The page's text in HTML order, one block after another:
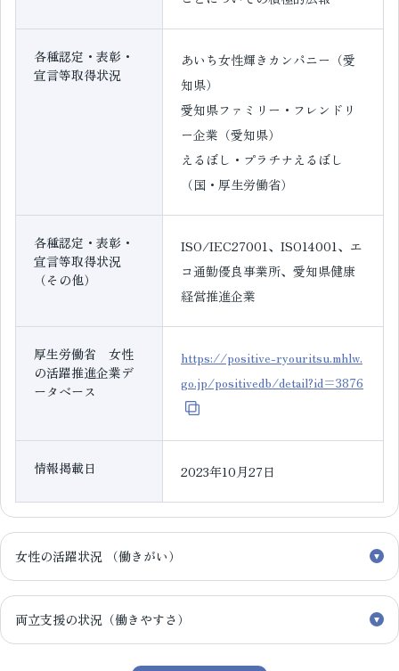
各種認定・表彰・
宣言等取得状況
あいち女性輝きカンパニー（愛
知県）
愛知県ファミリー・フレンドリ
ー企業（愛知県）
えるぼし・プラチナえるぼし
（国・厚生労働省）
各種認定・表彰・
宣言等取得状況
（その他）
ISO/IEC27001、ISO14001、エ
コ通勤優良事業所、愛知県健康
経営推進企業
厚生労働省 女性
の活躍推進企業デ
ータベース
https://positive-ryouritsu.mhlw.
go.jp/positivedb/detail?id=3876
情報掲載日 2023年10月27日
女性の活躍状況 （働きがい）
両立支援の状況（働きやすさ）